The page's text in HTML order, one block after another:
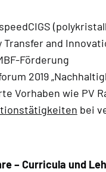
Transfer and
Förderung
2019
Vorhaben wie PV
bei
– Curricula und